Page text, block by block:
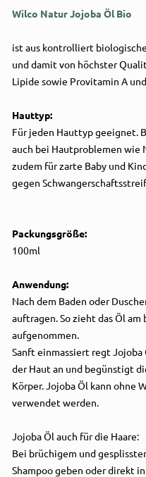
Wilco Natur Jojoba Öl Bio
ist aus kontrolliert
und damit von höchster
Lipide sowie Provitamin A
Hauttyp:
Für jeden Hauttyp geeignet.
auch bei Hautproblemen wie
zudem für zarte Baby und
gegen
Packungsgröße:
100ml
Anwendung:
Nach dem Baden oder
auftragen. So zieht das Öl am
aufgenommen.
Sanft einmassiert regt
der Haut an und begünstigt
Körper. Jojoba Öl kann ohne
verwendet werden.
Jojoba Öl auch für die Haare:
Bei brüchigem und
Shampoo geben oderdirekt in